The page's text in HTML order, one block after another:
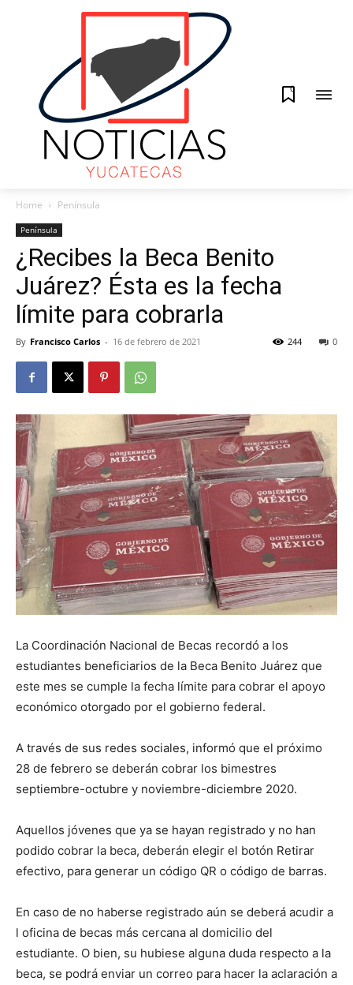
0
Home Península
Península
¿Recibes la Beca Benito
Juárez? Ésta es la fecha
límite para cobrarla
By Francisco Carlos - 16 de febrero de 2021 0
244
La Coordinación Nacional de Becas recordó a los
estudiantes beneficiarios de la Beca Benito Juárez que
este mes se cumple la fecha límite para cobrar el apoyo
económico otorgado por el gobierno federal.
A través de sus redes sociales, informó que el próximo
28 de febrero se deberán cobrar los bimestres
septiembre-octubre y noviembre-diciembre 2020.
Aquellos jóvenes que ya se hayan registrado y no han
podido cobrar la beca, deberán elegir el botón Retirar
efectivo, para generar un código QR o código de barras.
En caso de no haberse registrado aún se deberá acudir a
l oficina de becas más cercana al domicilio del
estudiante. O bien, su hubiese alguna duda respecto a la
beca, se podrá enviar un correo para hacer la aclaración a